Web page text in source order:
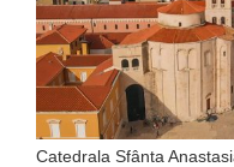
Catedrala Sfânta